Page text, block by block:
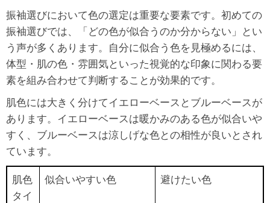
振袖選びにおいて色の選定は重要な要素です。初めての
振袖選びでは、「どの色が似合うのか分からない」とい
う声が多くあります。自分に似合う色を見極めるには、
体型・肌の色・雰囲気といった視覚的な印象に関わる要
素を組み合わせて判断することが効果的です。
肌色には大きく分けてイエローベースとブルーベースが
あります。イエローベースは暖かみのある色が似合いや
すく、ブルーベースは涼しげな色との相性が良いとされ
ています。
肌色
タイ
似合いやすい色 避けたい色